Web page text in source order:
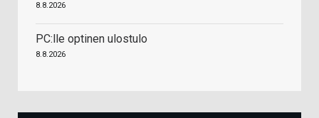
8.8.2026
PC:lle optinen ulostulo
8.8.2026